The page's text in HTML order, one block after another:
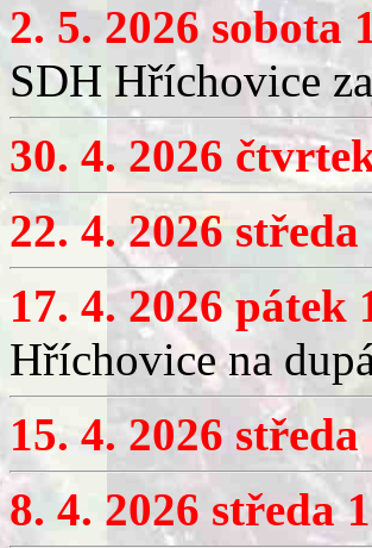
2. 5. 2026 sobota
SDH Hříchovice
30. 4. 2026
22. 4. 2026 středa
17. 4. 2026 pátek
Hříchovice na
15. 4. 2026
8. 4. 2026 středa